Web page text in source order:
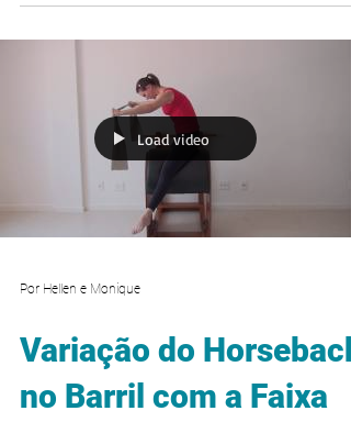
Load video
Por Hellen e Monique
Variação do Horseback
no Barril com a Faixa